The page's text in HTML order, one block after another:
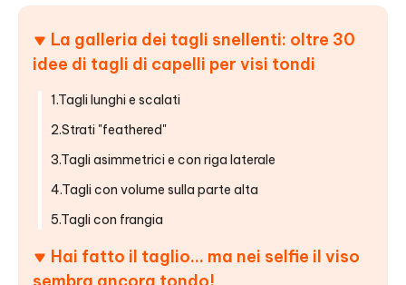
La galleria dei tagli snellenti: oltre 30
idee di tagli di capelli per visi tondi
1.Tagli lunghi e scalati
2.Strati "feathered"
3.Tagli asimmetrici e con riga laterale
4.Tagli con volume sulla parte alta
5.Tagli con frangia
Hai fatto il taglio… ma nei selfie il viso
sembra ancora tondo!